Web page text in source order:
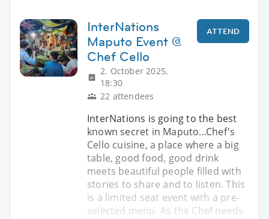
InterNations
Maputo Event @
Chef Cello
2. October 2025,
18:30
22 attendees
ATTEND
InterNations is going to the best
known secret in Maputo...Chef's
Cello cuisine, a place where a big
table, good food, good drink
meets beautiful people filled with
stories to share and to listen. This
is a limited seat event with a pre-
selected menu. As the Chef needs